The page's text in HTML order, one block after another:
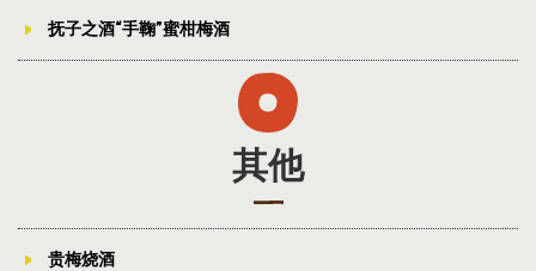
抚子之酒“手鞠”蜜柑梅酒
其他
贵梅烧酒